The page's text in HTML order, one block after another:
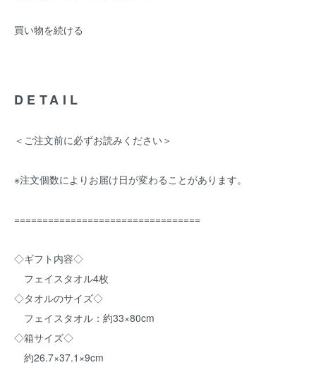
買い物を続ける
DETAIL
＜ご注文前に必ずお読みください＞
※注文個数によりお届け日が変わることがあります。
=================================
◇ギフト内容◇
フェイスタオル4枚
◇タオルのサイズ◇
フェイスタオル：約33×80cm
◇箱サイズ◇
約26.7×37.1×9cm